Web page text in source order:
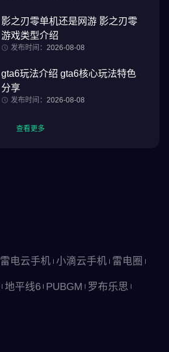
影之刃零单机还是网游 影之刃零
游戏类型介绍
发布时间： 2026-08-08
gta6玩法介绍 gta6核心玩法特色
分享
发布时间： 2026-08-08
查看更多
雷电云手机 小滴云手机 雷电圈
地平线6 PUBGM 罗布乐思